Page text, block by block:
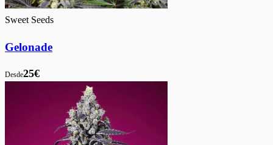
Sweet Seeds
Gelonade
Desde25€